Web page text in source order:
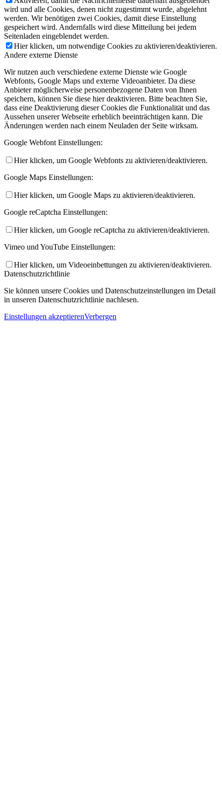
wird und alle Cookies, denen nicht zugestimmt wurde, abgelehnt
werden. Wir benötigen zwei Cookies, damit diese Einstellung
gespeichert wird. Andernfalls wird diese Mitteilung bei jedem
Seitenladen eingeblendet werden.
Hier klicken, um notwendige Cookies zu aktivieren/deaktivieren.
Andere externe Dienste
Wir nutzen auch verschiedene externe Dienste wie Google
Webfonts, Google Maps und externe Videoanbieter. Da diese
Anbieter möglicherweise personenbezogene Daten von Ihnen
speichern, können Sie diese hier deaktivieren. Bitte beachten Sie,
dass eine Deaktivierung dieser Cookies die Funktionalität und das
Aussehen unserer Webseite erheblich beeinträchtigen kann. Die
Änderungen werden nach einem Neuladen der Seite wirksam.
Google Webfont Einstellungen:
Hier klicken, um Google Webfonts zu aktivieren/deaktivieren.
Google Maps Einstellungen:
Hier klicken, um Google Maps zu aktivieren/deaktivieren.
Google reCaptcha Einstellungen:
Hier klicken, um Google reCaptcha zu aktivieren/deaktivieren.
Vimeo und YouTube Einstellungen:
Hier klicken, um Videoeinbettungen zu aktivieren/deaktivieren.
Datenschutzrichtlinie
Sie können unsere Cookies und Datenschutzeinstellungen im Detail
in unseren Datenschutzrichtlinie nachlesen.
Einstellungen akzeptierenVerbergen